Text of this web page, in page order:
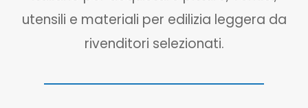
utensili e materiali per edilizia leggera da
rivenditori selezionati.